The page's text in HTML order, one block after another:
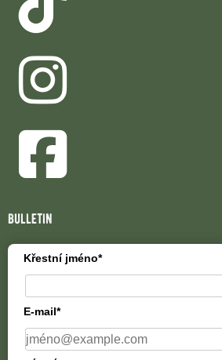
bulletin
Křestní jméno*
E-mail*